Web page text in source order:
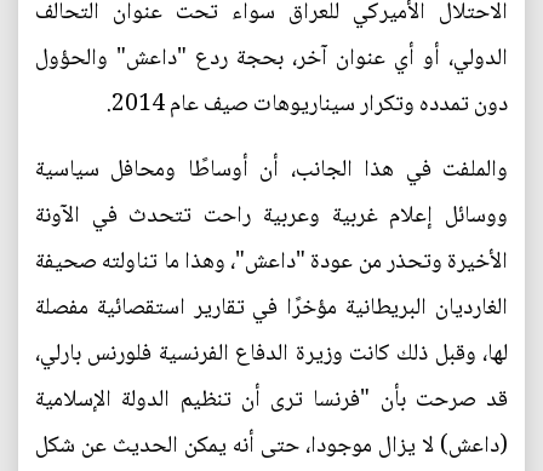
الاحتلال الأميركي للعراق سواء تحت عنوان التحالف
الدولي، أو أي عنوان آخر، بحجة ردع "داعش" والحؤول
دون تمدده وتكرار سيناريوهات صيف عام 2014.
والملفت في هذا الجانب، أن أوساطًا ومحافل سياسية
ووسائل إعلام غربية وعربية راحت تتحدث في الآونة
الأخيرة وتحذر من عودة "داعش"، وهذا ما تناولته صحيفة
الغارديان البريطانية مؤخرًا في تقارير استقصائية مفصلة
لها، وقبل ذلك كانت وزيرة الدفاع الفرنسية فلورنس بارلي،
قد صرحت بأن "فرنسا ترى أن تنظيم الدولة الإسلامية
(داعش) لا يزال موجودا، حتى أنه يمكن الحديث عن شكل